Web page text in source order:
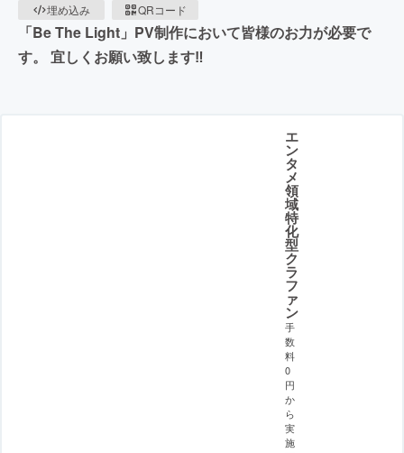
埋め込み
QRコード
「Be The Light」PV制作において皆様のお力が必要で
す。 宜しくお願い致します‼︎
エ
ン
タ
メ
領
域
特
化
型
ク
ラ
フ
ァ
ン
手
数
料
0
円
か
ら
実
施